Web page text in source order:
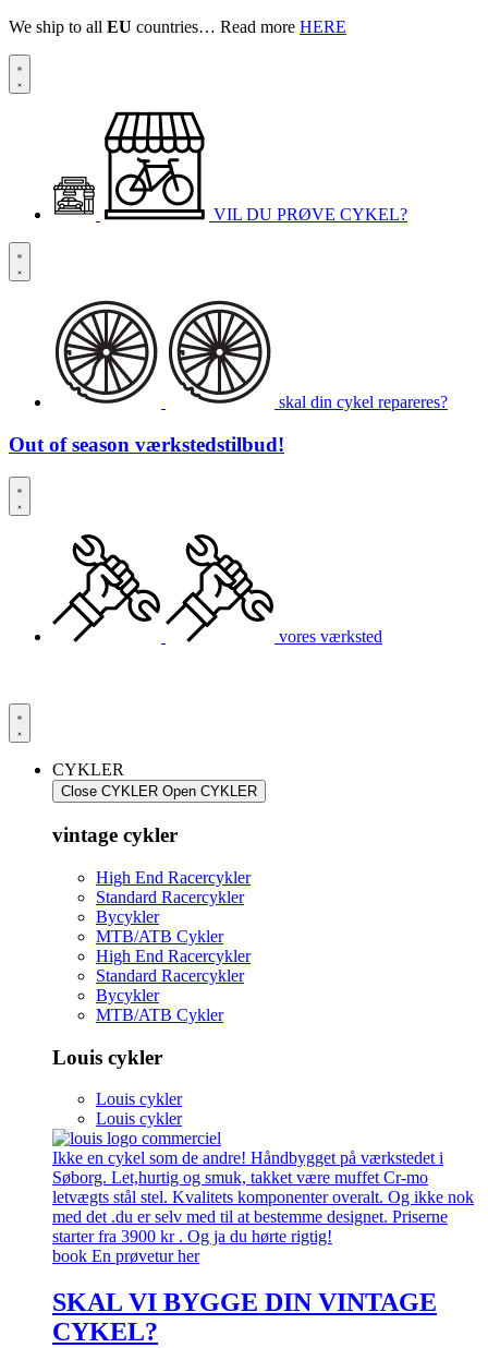
We ship to all EU countries… Read more HERE
VIL DU PRØVE CYKEL?
skal din cykel repareres?
Out of season værkstedstilbud!
vores værksted
CYKLER
Close CYKLER Open CYKLER
vintage cykler
High End Racercykler
Standard Racercykler
Bycykler
MTB/ATB Cykler
High End Racercykler
Standard Racercykler
Bycykler
MTB/ATB Cykler
Louis cykler
Louis cykler
Louis cykler
Ikke en cykel som de andre! Håndbygget på værkstedet i
Søborg. Let,hurtig og smuk, takket være muffet Cr-mo
letvægts stål stel. Kvalitets komponenter overalt. Og ikke nok
med det .du er selv med til at bestemme designet. Priserne
starter fra 3900 kr . Og ja du hørte rigtig!
book En prøvetur her
SKAL VI BYGGE DIN VINTAGE
CYKEL?